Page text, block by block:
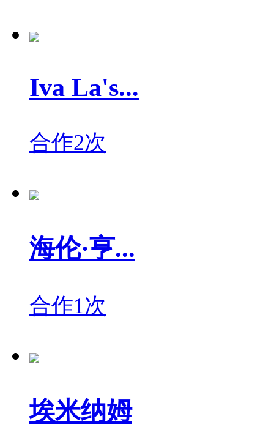
Iva La's...
合作2次
海伦·亨...
合作1次
埃米纳姆